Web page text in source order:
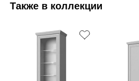
Также в коллекции